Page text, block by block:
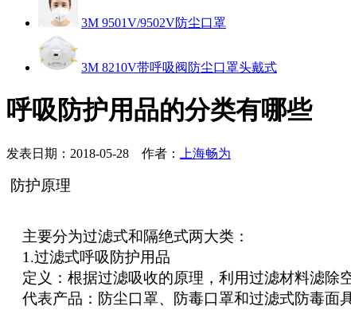
3M 9501V/9502V防尘口罩
3M 8210V带呼吸阀防尘口罩头戴式
呼吸防护用品的分类有哪些
发表日期：2018-05-28 作者： 上海畅为
防护原理
主要分为过滤式和隔绝式两大类：
1.过滤式呼吸防护用品
定义：根据过滤吸收的原理，利用过滤材料滤除
代表产品：防尘口罩、防毒口罩和过滤式防毒面具